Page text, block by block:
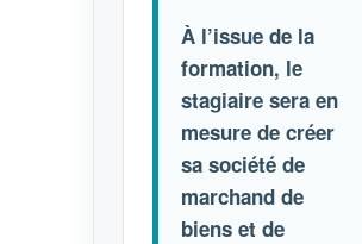
À l’issue de la
formation, le
stagiaire sera en
mesure de créer
sa société de
marchand de
biens et de